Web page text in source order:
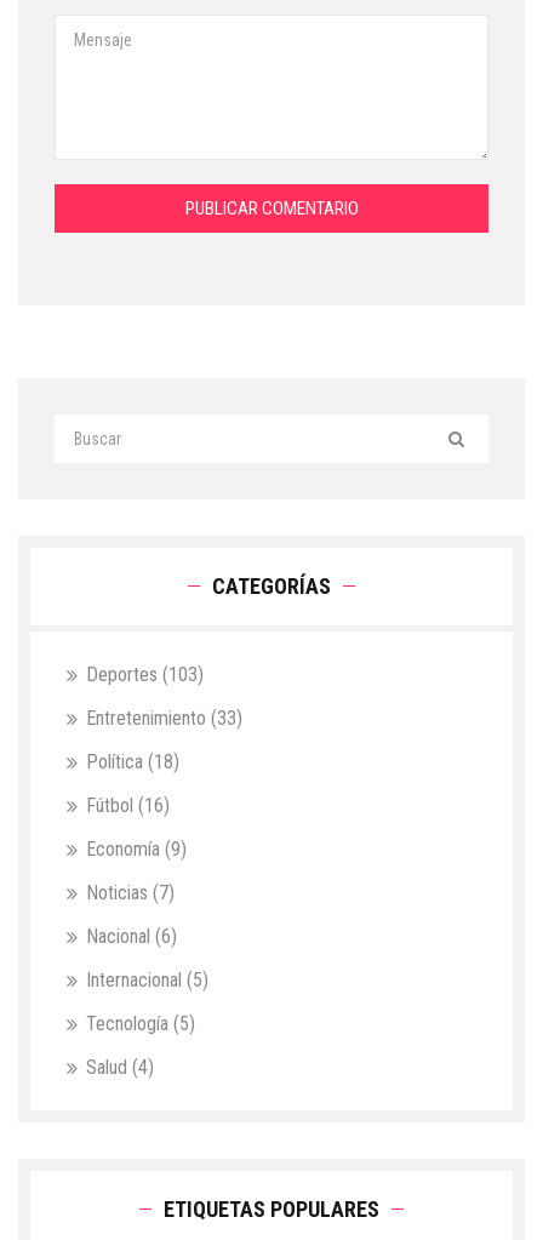
PUBLICAR COMENTARIO
CATEGORÍAS
Deportes (103)
Entretenimiento (33)
Política (18)
Fútbol (16)
Economía (9)
Noticias (7)
Nacional (6)
Internacional (5)
Tecnología (5)
Salud (4)
ETIQUETAS POPULARES